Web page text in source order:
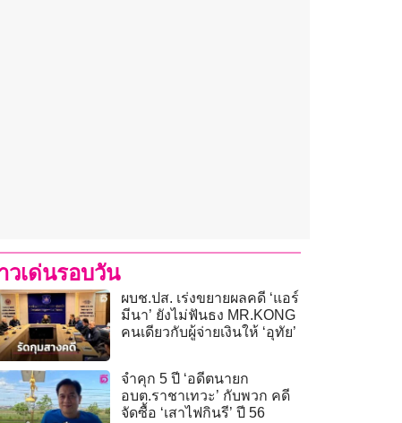
วเด่นรอบวัน
ผบช.ปส. เร่งขยายผลคดี ‘แอร์
มีนา’ ยังไม่ฟันธง MR.KONG
คนเดียวกับผู้จ่ายเงินให้ ‘อุทัย’
จำคุก 5 ปี ‘อดีตนายก
อบต.ราชาเทวะ’ กับพวก คดี
จัดซื้อ ‘เสาไฟกินรี’ ปี 56